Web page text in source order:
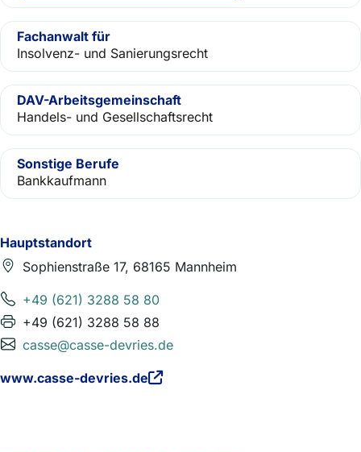
Hauptstandort
Sophienstraße 17, 68165 Mannheim
+49 (621) 3288 58 80
+49 (621) 3288 58 88
casse@casse-devries.de
www.casse-devries.de
Fachanwalt für
Insolvenz- und Sanierungsrecht
DAV-Arbeitsgemeinschaft
Handels- und Gesellschaftsrecht
Sonstige Berufe
Bankkaufmann